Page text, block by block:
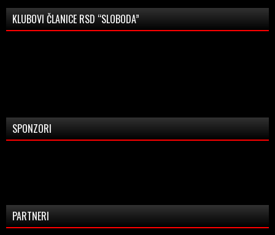
KLUBOVI ČLANICE RSD “SLOBODA”
SPONZORI
PARTNERI